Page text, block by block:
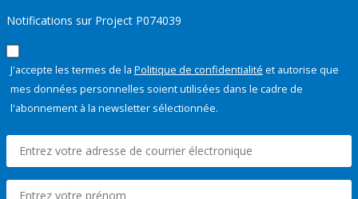
Notifications sur Project P074039
J'accepte les termes de la Politique de confidentialité et autorise que
mes données personnelles soient utilisées dans le cadre de
l'abonnement à la newsletter sélectionnée.